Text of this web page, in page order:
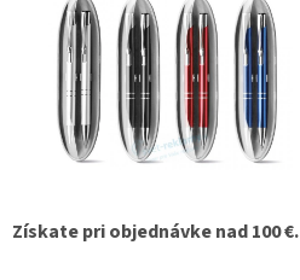
Získate pri objednávke nad 100 €.